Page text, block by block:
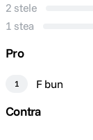
2 stele
1 stea
Pro
1 F bun
Contra